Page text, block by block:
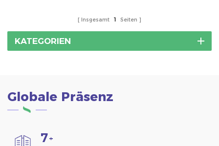
Insgesamt 1 Seiten
KATEGORIEN
Globale Präsenz
7+